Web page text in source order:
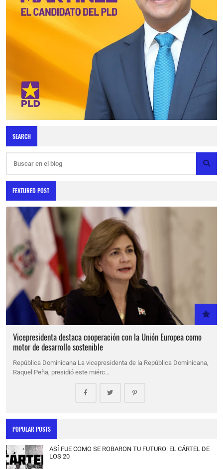
SEARCH
FEATURED POST
Vicepresidenta destaca cooperación con la Unión Europea como
motor de desarrollo sostenible
República Dominicana La vicepresidenta de la República Dominicana,
Raquel Peña, presidió este miérc…
POPULAR POSTS
ASÍ FUE COMO SE ROBARON TU FUTURO: EL CÁRTEL DE
LOS 20